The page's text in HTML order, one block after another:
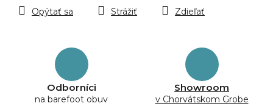
Odborníci
na barefoot obuv
Showroom
v Chorvátskom Grobe
Opýtať sa Strážiť Zdieľať